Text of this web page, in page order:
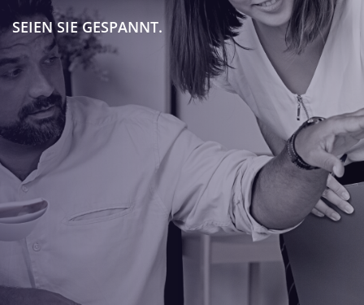
SEIEN SIE GESPANNT.